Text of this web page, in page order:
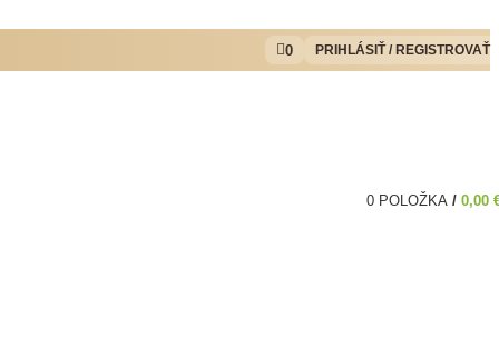
0 PRIHLÁSIŤ / REGISTROVAŤ
0 POLOŽKA / 0,00